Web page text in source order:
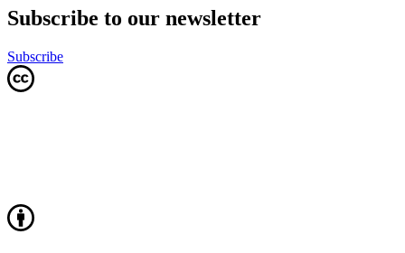
Subscribe to our newsletter
Subscribe